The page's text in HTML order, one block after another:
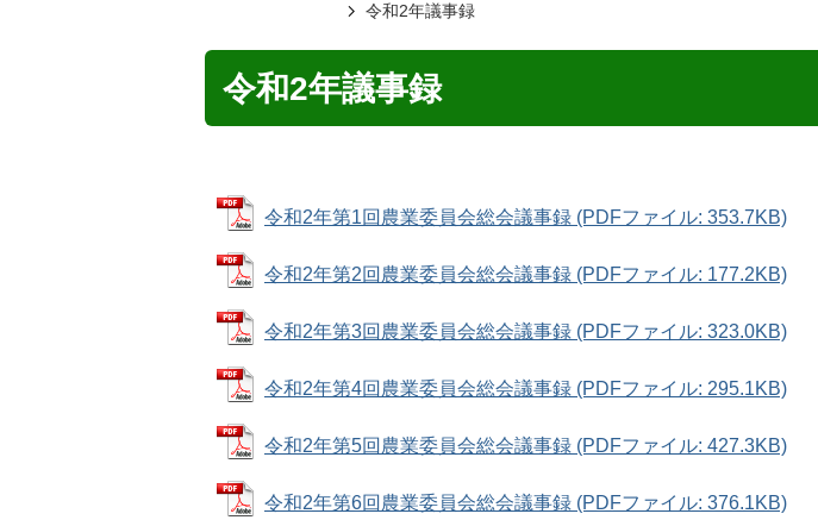
令和2年議事録
令和2年議事録
令和2年第1回農業委員会総会議事録 (PDFファイル: 353.7KB)
令和2年第2回農業委員会総会議事録 (PDFファイル: 177.2KB)
令和2年第3回農業委員会総会議事録 (PDFファイル: 323.0KB)
令和2年第4回農業委員会総会議事録 (PDFファイル: 295.1KB)
令和2年第5回農業委員会総会議事録 (PDFファイル: 427.3KB)
令和2年第6回農業委員会総会議事録 (PDFファイル: 376.1KB)